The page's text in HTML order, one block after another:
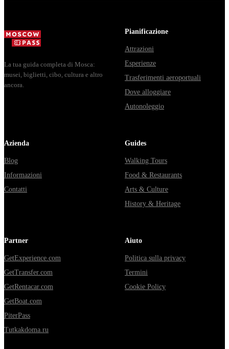
Владими...
La tua guida completa di Mosca:
musei, biglietti, cibo, cultura e altro
ancora.
Pianificazione
Attrazioni
Esperienze
Trasferimenti aeroportuali
Dove alloggiare
Autonoleggio
Azienda
Blog
Informazioni
Contatti
Guides
Walking Tours
Food & Restaurants
Arts & Culture
History & Heritage
Partner
GetExperience.com
GetTransfer.com
GetRentacar.com
GetBoat.com
PiterPass
Tutkakdoma.ru
Aiuto
Politica sulla privacy
Termini
Cookie Policy